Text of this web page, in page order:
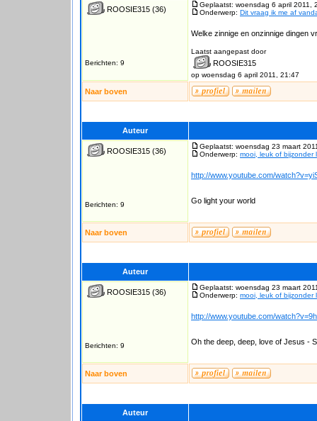
ROOSIE315 (36)
Berichten: 9
Geplaatst: woensdag 6 april 2011,
Onderwerp: Dit vraag ik me af
Welke zinnige en onzinnige dingen
Laatst aangepast door
ROOSIE315
op woensdag 6 april 2011, 21:47
Naar boven
Auteur
ROOSIE315 (36)
Berichten: 9
Geplaatst: woensdag 23 maart
Onderwerp: mooi, leuk of bijzonder
http://www.youtube.com/
Go light your world
Naar boven
Auteur
ROOSIE315 (36)
Berichten: 9
Geplaatst: woensdag 23 maart
Onderwerp: mooi, leuk of bijzonder
http://www.youtube.com/
Oh the deep, deep, love of Jesus -
Naar boven
Auteur